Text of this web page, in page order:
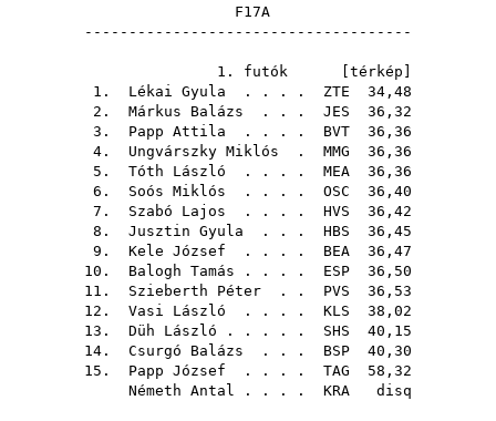
F17A
-------------------------------------
1. futók [ térkép
1. Lékai Gyula . . . . ZTE 34,48
2. Márkus Balázs . . . JES 36,32
3. Papp Attila . . . . BVT 36,36
4. Ungvárszky Miklós . MMG 36,36
5. Tóth László . . . . MEA 36,36
6. Soós Miklós . . . . OSC 36,40
7. Szabó Lajos . . . . HVS 36,42
8. Jusztin Gyula . . . HBS 36,45
9. Kele József . . . . BEA 36,47
10. Balogh Tamás . . . . ESP 36,50
11. Szieberth Péter . . PVS 36,53
12. Vasi László . . . . KLS 38,02
13. Düh László . . . . . SHS 40,15
14. Csurgó Balázs . . . BSP 40,30
15. Papp József . . . . TAG 58,32
Németh Antal . . . . KRA disq